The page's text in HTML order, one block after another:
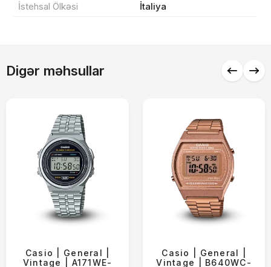
İstehsal Ölkəsi
İtaliya
Digər məhsullar
Casio | General |
Vintage | A171WE-
Casio | General |
Vintage | B640WC-